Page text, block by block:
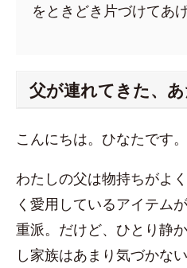
をときどき片づけてあげ
父が連れてきた、
こんにちは。ひなたです。
わたしの父は物持ちがよ
く愛用しているアイテム
重派。だけど、ひとり静
し家族はあまり気づかな